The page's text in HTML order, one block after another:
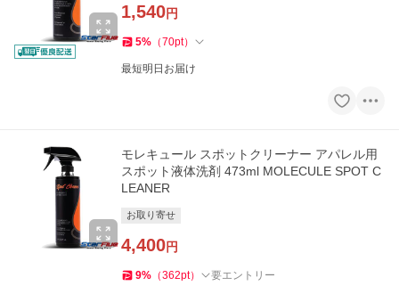
1,540円
5% （70pt）
最短明日お届け
モレキュール スポットクリーナー アパレル用
スポット液体洗剤 473ml MOLECULE SPOT C
LEANER
お取り寄せ
4,400円
9% （362pt） 要エントリー